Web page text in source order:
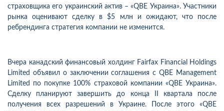
страховщика его украинский актив – «QBE Украина». Участники
рынка оценивают сделку в $5 млн и ожидают, что после
ребрендинга стратегия компании не изменится.
Вчера канадский финансовый холдинг Fаirfax Financial Holdings
Limited объявил о заключении соглашения с QBE Management
Limited по покупке 100% страховой компании «QBE Украина».
Сделку планируют завершить до конца II квартала после
получения всех разрешений в Украине. После этого «QBE